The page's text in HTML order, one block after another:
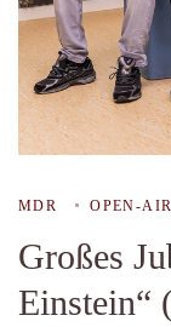
MDR OPEN-AIR
Großes